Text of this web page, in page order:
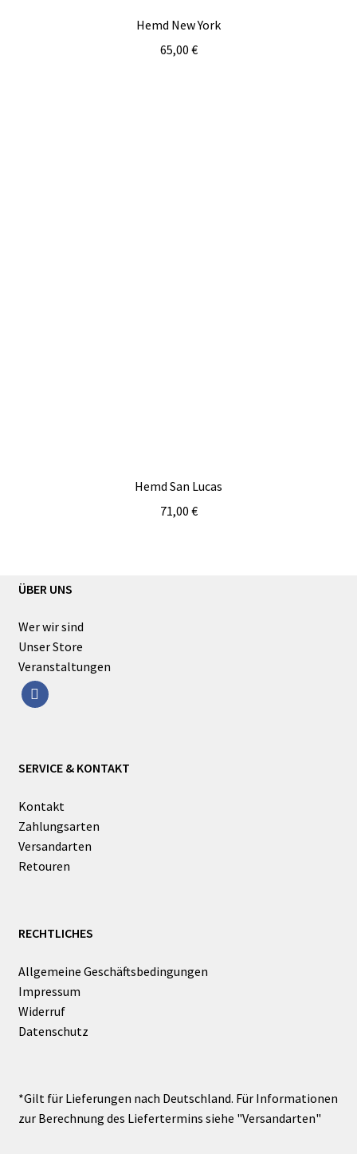
Hemd New York
65,00 €
Hemd San Lucas
71,00 €
ÜBER UNS
Wer wir sind
Unser Store
Veranstaltungen
facebook
SERVICE & KONTAKT
Kontakt
Zahlungsarten
Versandarten
Retouren
RECHTLICHES
Allgemeine Geschäftsbedingungen
Impressum
Widerruf
Datenschutz